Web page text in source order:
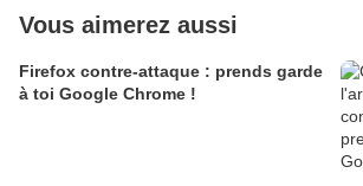
Vous aimerez aussi
Firefox contre-attaque : prends garde
à toi Google Chrome !